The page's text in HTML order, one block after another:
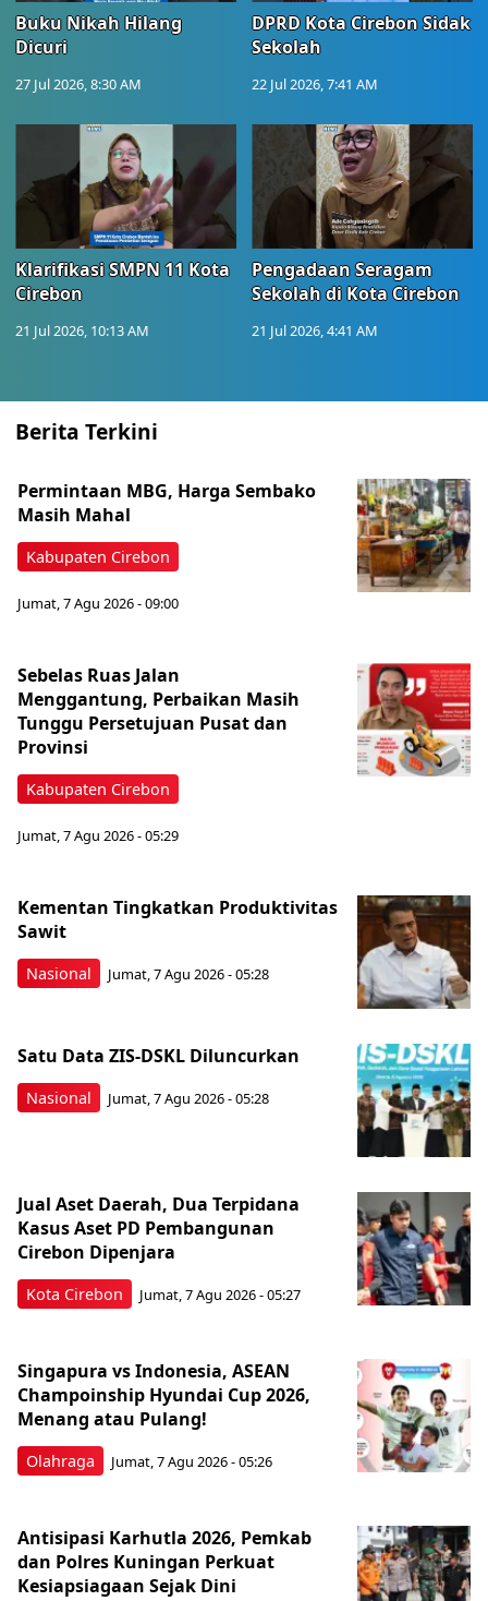
Buku Nikah Hilang
Dicuri
27 Jul 2026, 8:30 AM
DPRD Kota Cirebon Sidak
Sekolah
22 Jul 2026, 7:41 AM
Klarifikasi SMPN 11 Kota
Cirebon
21 Jul 2026, 10:13 AM
Pengadaan Seragam
Sekolah di Kota Cirebon
21 Jul 2026, 4:41 AM
Berita Terkini
Kabupaten Cirebon
Permintaan MBG, Harga Sembako
Masih Mahal
Jumat, 7 Agu 2026 - 09:00
Kabupaten Cirebon
Sebelas Ruas Jalan
Menggantung, Perbaikan Masih
Tunggu Persetujuan Pusat dan
Provinsi
Jumat, 7 Agu 2026 - 05:29
Nasional
Kementan Tingkatkan Produktivitas
Sawit
Jumat, 7 Agu 2026 - 05:28
Nasional
Satu Data ZIS-DSKL Diluncurkan
Jumat, 7 Agu 2026 - 05:28
Kota Cirebon
Jual Aset Daerah, Dua Terpidana
Kasus Aset PD Pembangunan
Cirebon Dipenjara
Jumat, 7 Agu 2026 - 05:27
Olahraga
Singapura vs Indonesia, ASEAN
Champoinship Hyundai Cup 2026,
Menang atau Pulang!
Jumat, 7 Agu 2026 - 05:26
Antisipasi Karhutla 2026, Pemkab
dan Polres Kuningan Perkuat
Kesiapsiagaan Sejak Dini